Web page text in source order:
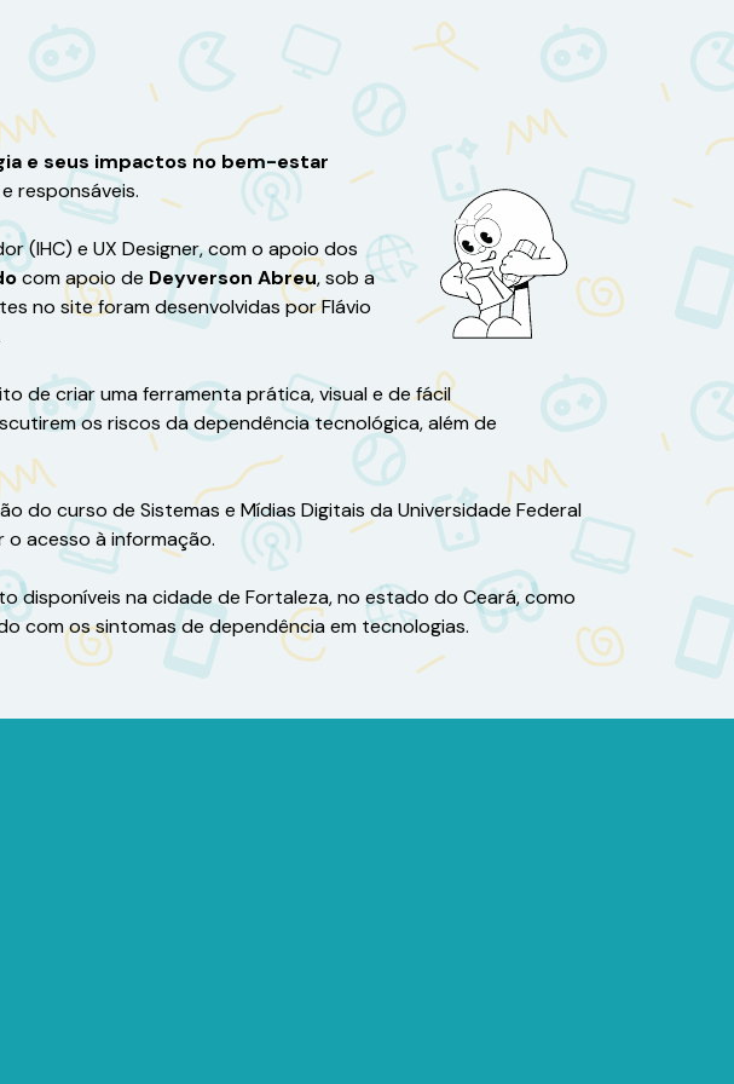
e seus impactos no bem-estar
responsáveis.
(IHC) e UX Designer, com o apoio dos
com apoio de Deyverson Abreu, sob a
no site foram desenvolvidas por Flávio
de criar uma ferramenta prática, visual e de fácil
os riscos da dependência tecnológica, além de
do curso de Sistemas e Mídias Digitais da Universidade Federal
o acesso à informação.
disponíveis na cidade de Fortaleza, no estado do Ceará, como
com os sintomas de dependência em tecnologias.